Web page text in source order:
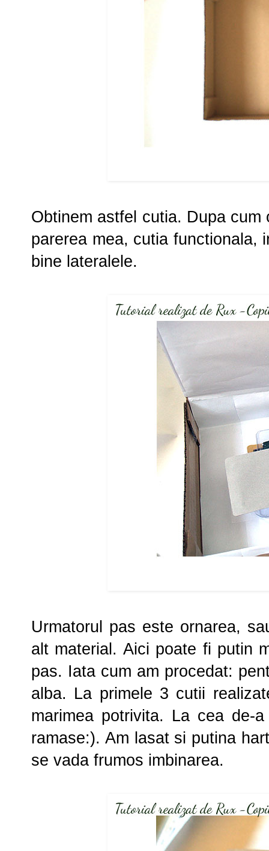
Obtinem astfel cutia. Dupa
parerea mea, cutia functionala,
bine lateralele.
Urmatorul pas este ornarea,
alt material. Aici poate fi putin
pas. Iata cum am procedat:
alba. La primele 3 cutii
marimea potrivita. La cea de-
ramase:). Am lasat si putina
se vada frumos imbinarea.